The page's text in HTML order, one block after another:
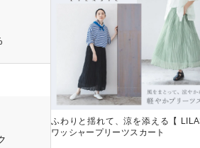
ふわりと揺れて、涼を添える【
ワッシャープリーツスカート